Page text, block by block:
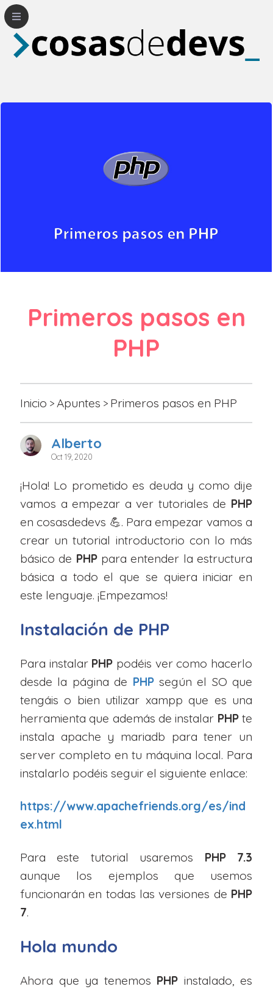
Primeros pasos en
PHP
Inicio > Apuntes > Primeros pasos en PHP
Alberto
Oct 19, 2020
¡Hola! Lo prometido es deuda y como dije
vamos a empezar a ver tutoriales de PHP
en cosasdedevs 💪. Para empezar vamos a
crear un tutorial introductorio con lo más
básico de PHP para entender la estructura
básica a todo el que se quiera iniciar en
este lenguaje. ¡Empezamos!
Instalación de PHP
Para instalar PHP podéis ver como hacerlo
desde la página de PHPsegún el SO que
tengáis o bien utilizar xampp que es una
herramienta que además de instalar PHPte
instala apache y mariadb para tener un
server completo en tu máquina local. Para
instalarlo podéis seguir el siguiente enlace:
https://www.apachefriends.org/es/ind
ex.html
Para este tutorial usaremos PHP 7.3
aunque los ejemplos que usemos
funcionarán en todas las versiones de PHP
7.
Hola mundo
Ahora que ya tenemos PHP instalado, es